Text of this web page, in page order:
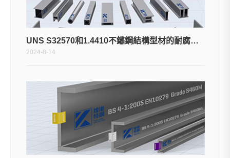
UNS S32570和1.4410不鏽鋼結構型材的耐腐蝕特性如何比較？
2024-8-14